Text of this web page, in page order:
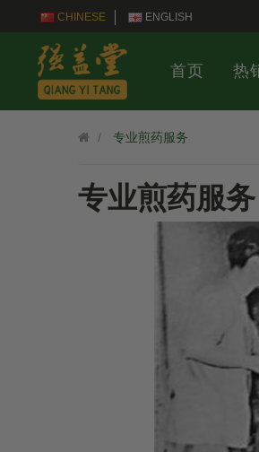
CHINESE ENGLISH
首页 热
专业煎药服务
专业煎药服务